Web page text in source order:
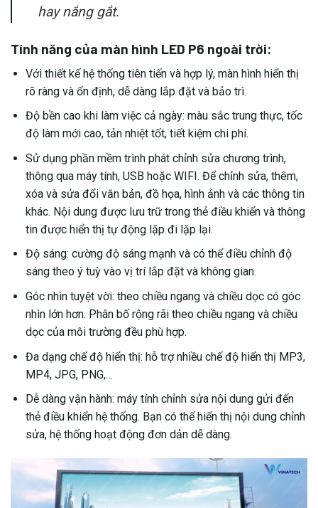
hay nắng gắt.
Tính năng của màn hình LED P6 ngoài trời:
Với thiết kế hệ thống tiên tiến và hợp lý, màn hình hiển thị
rõ ràng và ổn định, dễ dàng lắp đặt và bảo trì.
Độ bền cao khi làm việc cả ngày: màu sắc trung thực, tốc
độ làm mới cao, tản nhiệt tốt, tiết kiệm chi phí.
Sử dụng phần mềm trình phát chỉnh sửa chương trình,
thông qua máy tính, USB hoặc WIFI. Để chỉnh sửa, thêm,
xóa và sửa đổi văn bản, đồ họa, hình ảnh và các thông tin
khác. Nội dung được lưu trữ trong thẻ điều khiển và thông
tin được hiển thị tự động lặp đi lặp lại.
Độ sáng: cường độ sáng mạnh và có thể điều chỉnh độ
sáng theo ý tuỳ vào vị trí lắp đặt và không gian.
Góc nhìn tuyệt vời: theo chiều ngang và chiều dọc có góc
nhìn lớn hơn. Phân bố rộng rãi theo chiều ngang và chiều
dọc của môi trường đều phù hợp.
Đa dạng chế độ hiển thị: hỗ trợ nhiều chế độ hiển thị MP3,
MP4, JPG, PNG,…
Dễ dàng vận hành: máy tính chỉnh sửa nội dung gửi đến
thẻ điều khiển hệ thống. Bạn có thể hiển thị nội dung chỉnh
sửa, hệ thống hoạt động đơn dản dễ dàng.